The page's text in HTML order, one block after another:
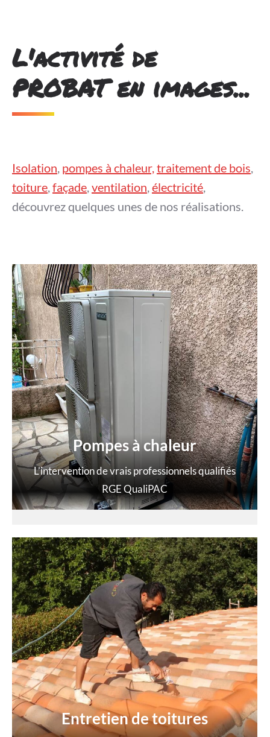
L'activité de
PROBAT en images...
Isolation, pompes à chaleur,traitement de bois,
toiture,façade,ventilation,électricité,
découvrez quelques unes de nos réalisations.
Pompes à chaleur
L’intervention de vrais professionnels qualifiés
RGE QualiPAC
Entretien de toitures